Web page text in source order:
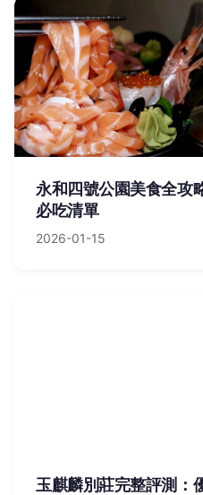
永和四號公園美食全攻
必吃清單
2026-01-15
玉麒麟別莊完整評測：